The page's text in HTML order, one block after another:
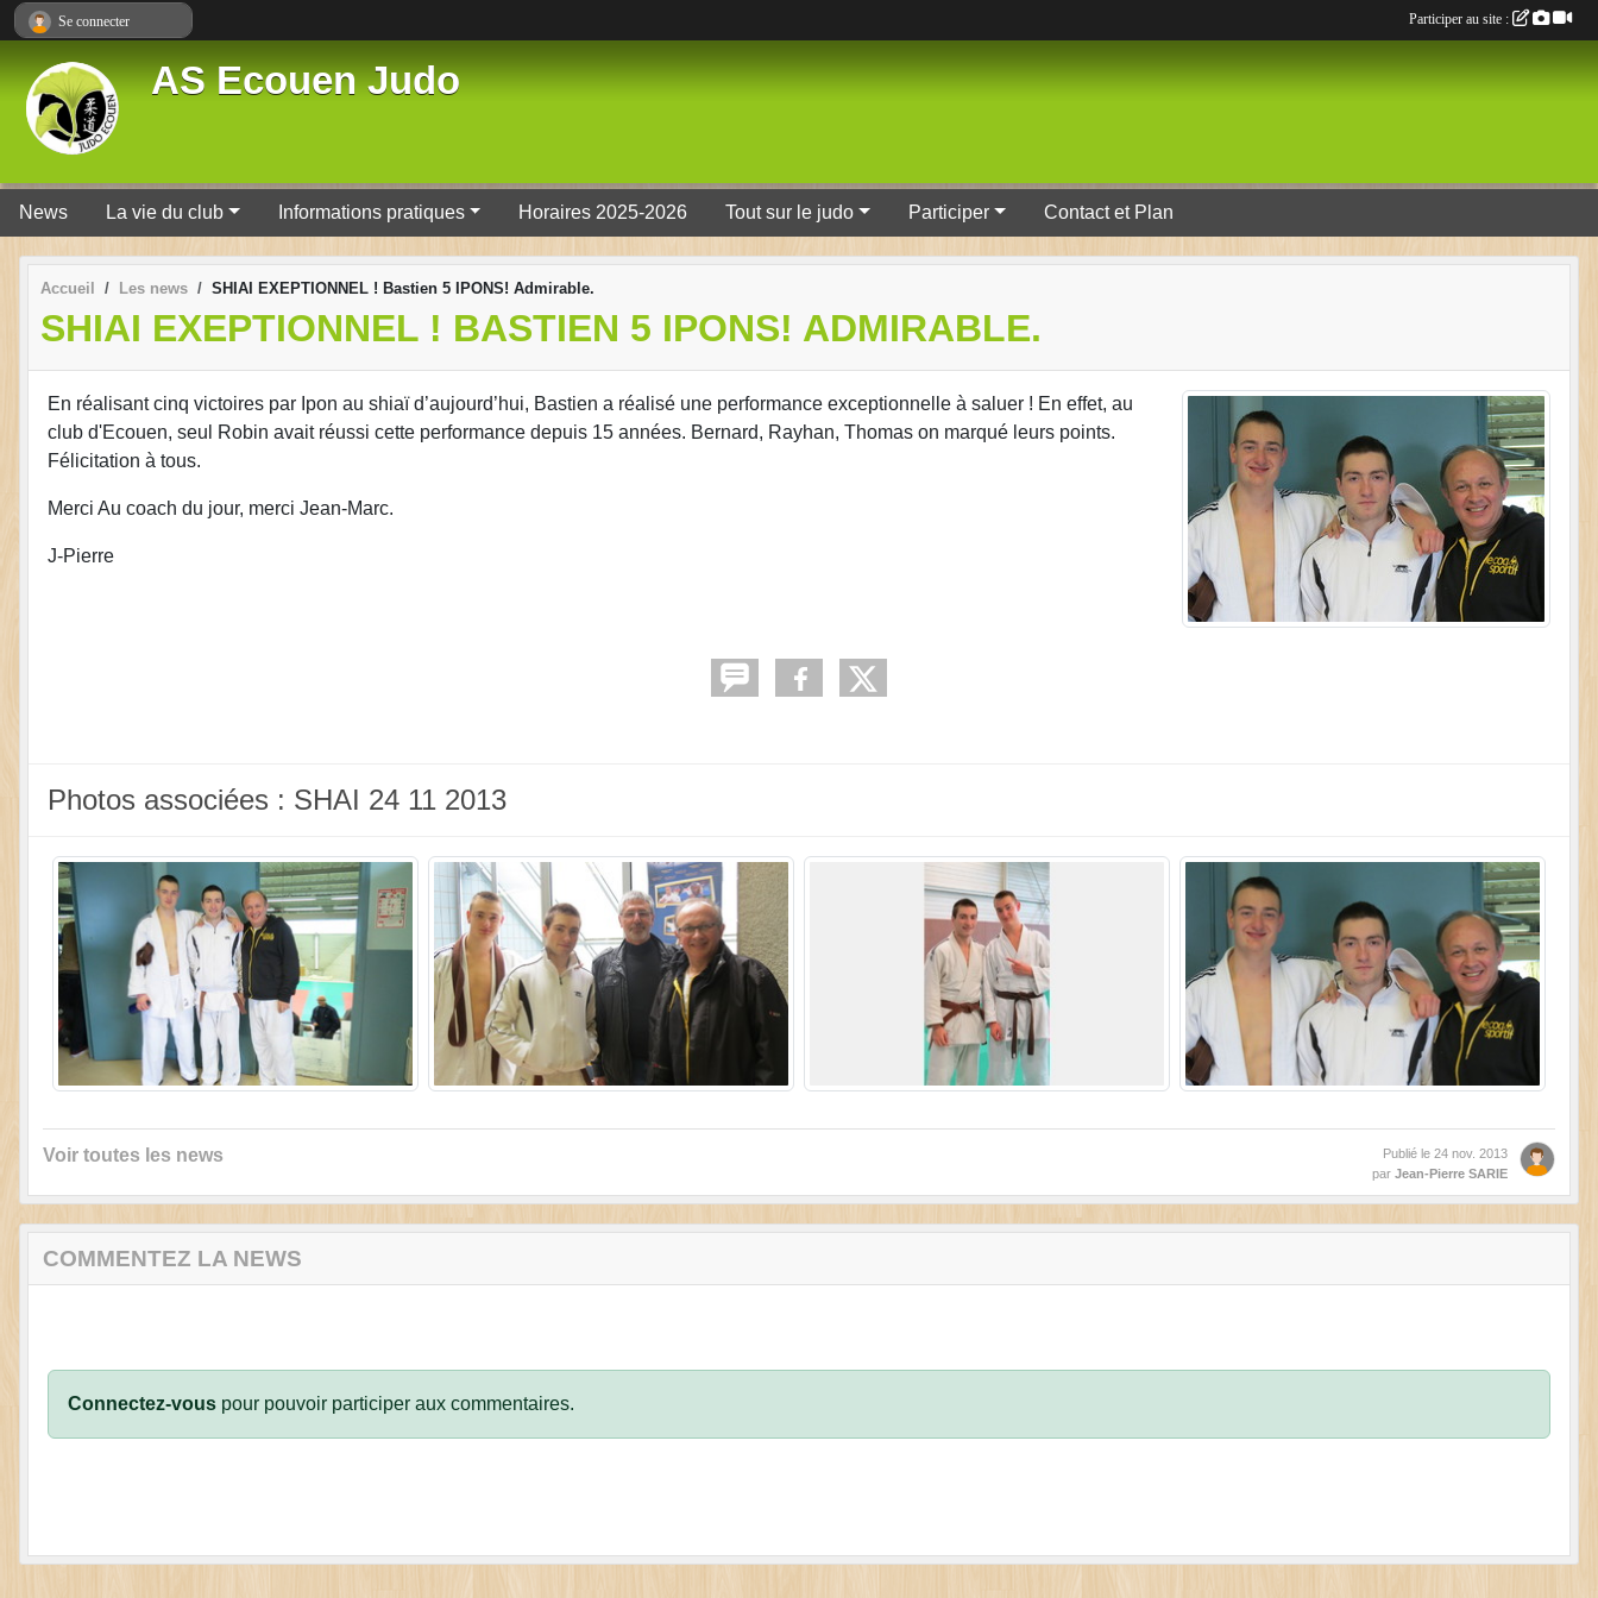
AS Ecouen Judo
News La vie du club Informations pratiques Horaires 2025-2026 Tout sur le judo Participer Contact et Plan
Accueil Les news SHIAI EXEPTIONNEL ! Bastien 5 IPONS! Admirable.
SHIAI EXEPTIONNEL ! BASTIEN 5 IPONS! ADMIRABLE.
En réalisant cinq victoires par Ipon au shiaï d’aujourd’hui, Bastien a réalisé une performance exceptionnelle à saluer ! En effet, au
club d'Ecouen, seul Robin avait réussi cette performance depuis 15 années. Bernard, Rayhan, Thomas on marqué leurs points.
Félicitation à tous.
Merci Au coach du jour, merci Jean-Marc.
J-Pierre
Photos associées : SHAI 24 11 2013
Voir toutes les news Publié le 24 nov. 2013
par Jean-Pierre SARIE
COMMENTEZ LA NEWS
Connectez-vous pour pouvoir participer aux commentaires.
Se connecter Participer au site :
Panneau de gestion des cookies